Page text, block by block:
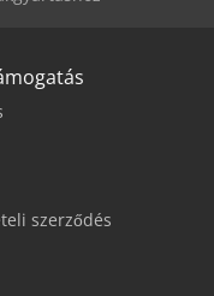
szerződés